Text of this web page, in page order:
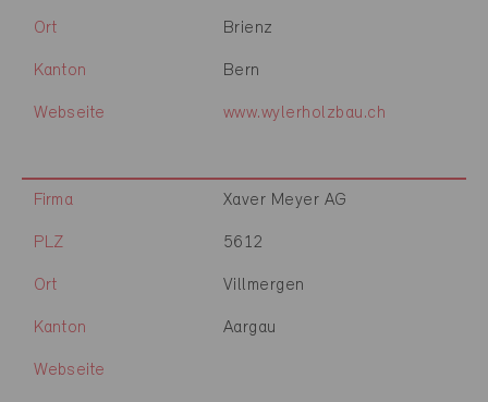
Ort Brienz
Kanton Bern
Webseite www.wylerholzbau.ch
Firma Xaver Meyer AG
PLZ 5612
Ort Villmergen
Kanton Aargau
Webseite